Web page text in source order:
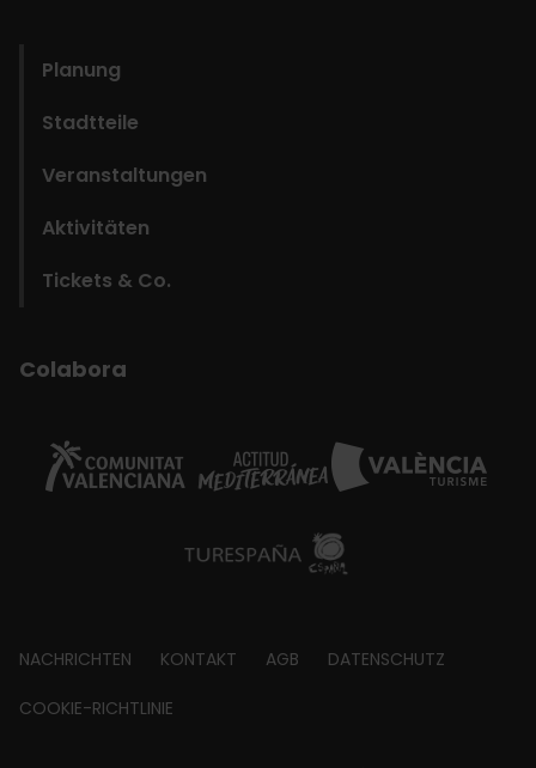
Planung
Stadtteile
Veranstaltungen
Aktivitäten
Tickets & Co.
Colabora
Footer
about
NACHRICHTEN KONTAKT AGB DATENSCHUTZ
COOKIE-RICHTLINIE